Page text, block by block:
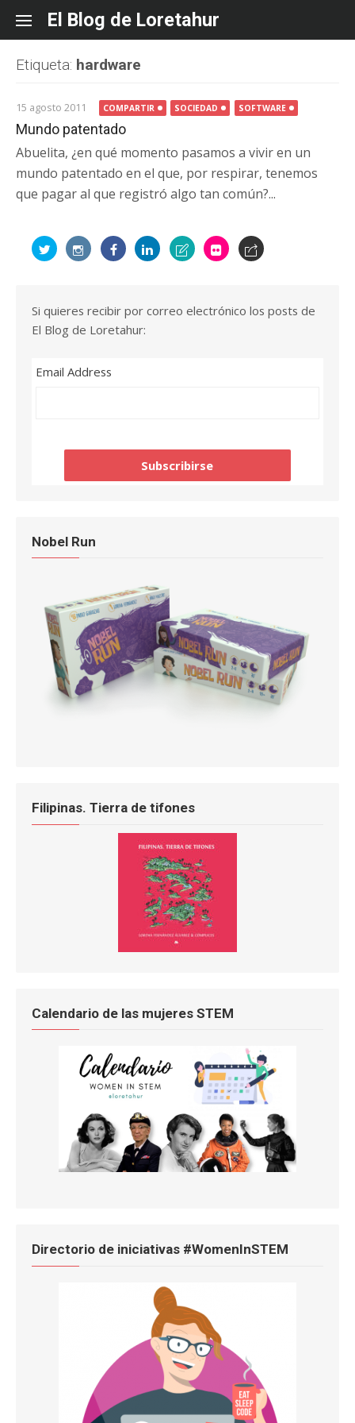
content
El Blog de Loretahur
Etiqueta: hardware
15 agosto 2011 COMPARTIR SOCIEDAD SOFTWARE
Mundo patentado
Abuelita, ¿en qué momento pasamos a vivir en un
mundo patentado en el que, por respirar, tenemos
que pagar al que registró algo tan común?...
Si quieres recibir por correo electrónico los posts de
El Blog de Loretahur:
Email Address
Nobel Run
Filipinas. Tierra de tifones
Calendario de las mujeres STEM
Directorio de iniciativas #WomenInSTEM